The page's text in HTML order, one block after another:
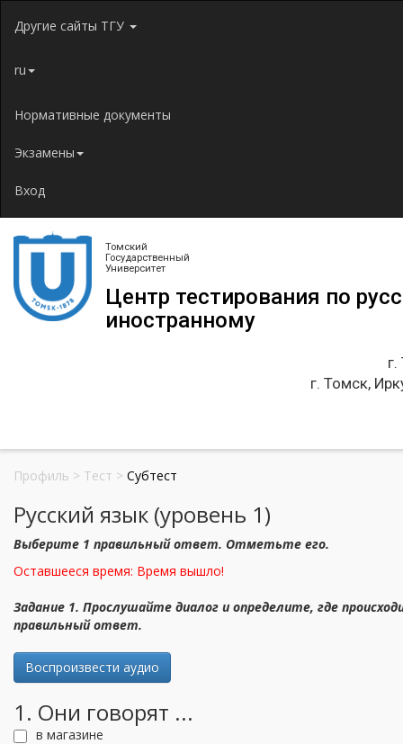
Другие сайты ТГУ
ru
Нормативные документы
Экзамены
Вход
Томский
Государственный
Университет
Центр тестирования по
иностранному
г. Томск,
Профиль > Тест > Субтест
Русский язык (уровень 1)
Выберите 1 правильный ответ. Отметьте его.
Оставшееся время: Время вышло!
Задание 1. Прослушайте диалог и определите, где
правильный ответ.
Воспроизвести аудио
1. Они говорят ...
в магазине